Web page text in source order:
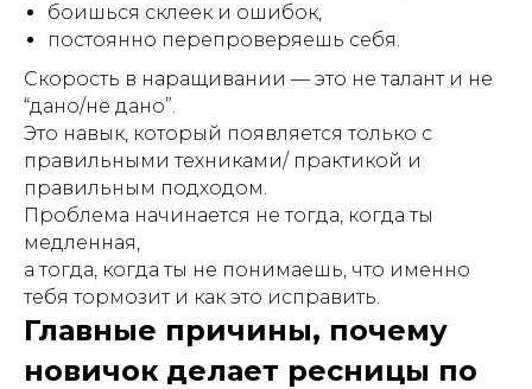
боишься склеек и ошибок,
постоянно перепроверяешь себя.
Скорость в наращивании — это не талант и не
“дано/не дано”.
Это навык, который появляется только с
правильными техниками/ практикой и
правильным подходом.
Проблема начинается не тогда, когда ты
медленная,
а тогда, когда ты не понимаешь, что именно
тебя тормозит и как это исправить.
Главные причины, почему
новичок делает ресницы по